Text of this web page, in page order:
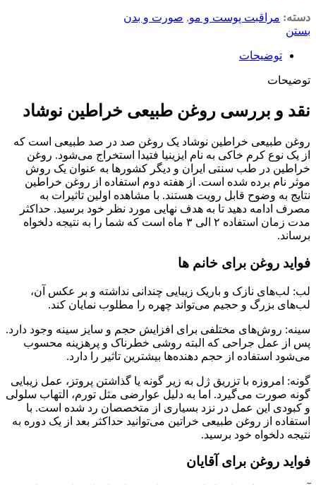
دسته: مراقبت پوست و مو, صورت و بدن
بستن
توضیحات
توضیحات
نقد و بررسی روغن طبیعی خراطین نوشاد
روغن طبیعی خراطین نوشاد یک روغن صد در صد طبیعی است که
از یک نوع کرم خاکی به نام ایزینیا فتیدا استخراج می‌شود. روغن
خراطین در طب سنتی ایران و دیگر کشورها به عنوان یک روش
موثر نام برده شده است. از هفته دوم استفاده از روغن خراطین
نتایج به وضوح قابل رویت هستند. با مشاهده اولین تاثیرات به
مصرف ادامه دهید تا به هدف نهایی مورد نظر خود برسید. حداکثر
مدت زمان استفاده ۲ الی ۳ ماه است که شما را به نتیجه دلخواه
برساند.
فواید روغن برای خانم ها
لب: لب‌های نازک و باریک زیبایی چندانی نداشته و بر عکس آن،
لب‌های بزرگ و حجیم می‌تواند چهره را مطلوب نمایان کند.
سینه: روش‌های مختلفی برای افزایش حجم و سایز سینه وجود دارد.
پس از عمل جراحی که البته روشی خطرناک و پرهزینه محسوب
می‌شود استفاده از حجم دهنده‌ها بیشترین تاثیر را دارد.
گونه: امروزه با تزریق ژل به زیر گونه یا گذاشتن پروتز، عمل زیبایی
گونه صورت می‌گیرد. اما به دلیل عوارضی مثل تورم، التهاب سلولی
و کبودی این عمل در نزد بسیاری از متخصصان رد شده است. با
استفاده از روغن طبیعی خراتین می‌توانید حداکثر بعد از یک دوره به
نتیجه دلخواه خود برسید.
فواید روغن برای آقایان